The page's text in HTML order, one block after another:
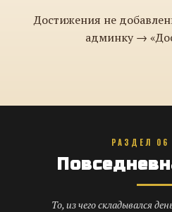
Достижения не
админку →
РАЗДЕЛ 06
То, из чего складывался